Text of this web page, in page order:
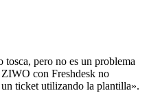
tosca, pero no es un problema
con Freshdesk no
ticket utilizando la plantilla».